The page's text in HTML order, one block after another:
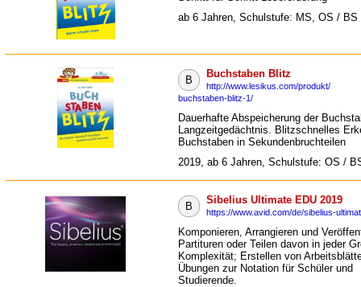
ab 6 Jahren, Schulstufe: MS, OS / BS
B
Buchstaben Blitz
http://www.lesikus.com/produkt/
buchstaben-blitz-1/
Dauerhafte Abspeicherung der
Langzeitgedächtnis. Blitzschnelles
Buchstaben in Sekundenbruchteilen
2019, ab 6 Jahren, Schulstufe: OS /
B
Sibelius Ultimate EDU 2019
https://www.avid.com/de/sibelius-
Komponieren, Arrangieren und
Partituren oder Teilen davon in jeder
Komplexität; Erstellen von
Übungen zur Notation für Schüler und
Studierende.